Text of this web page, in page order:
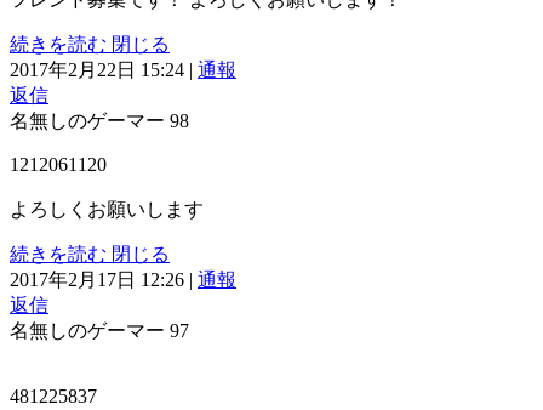
続きを読む 閉じる
2017年2月22日 15:24 | 通報
返信
名無しのゲーマー 98
1212061120
よろしくお願いします
続きを読む 閉じる
2017年2月17日 12:26 | 通報
返信
名無しのゲーマー 97
481225837